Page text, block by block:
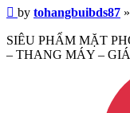
Post
by tohangbuibds87 »
SIÊU PHẨM MẶT
– THANG MÁY –